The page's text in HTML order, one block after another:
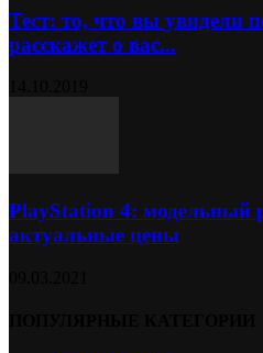
Тест: то, что вы увидели
расскажет о вас...
PlayStation 4: модельный
актуальные цены